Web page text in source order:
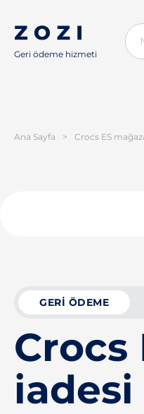
Geri ödeme hizmeti
Ana Sayfa > Crocs ES
GERI ÖDEME
Crocs
iadesi